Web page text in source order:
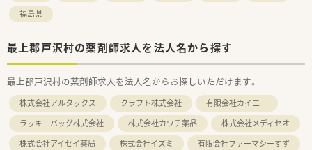
福島県
最上郡戸沢村の薬剤師求人を法人名から探す
最上郡戸沢村の薬剤師求人を法人名からお探しいただけます。
株式会社アルタックス クラフト株式会社
有限会社カイエー
ラッキーバッグ株式会社
株式会社カワチ薬品
株式会社メディセオ
株式会社アイセイ薬局
株式会社イズミ
有限会社ファーマシーすず